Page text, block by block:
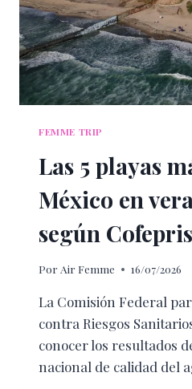
FEMME TRIP
Las 5 playas
México en
según Cofepris
Por Air Femme 16/07/2026
La Comisión Federal
contra Riesgos
conocer los resultados
nacional de calidad del